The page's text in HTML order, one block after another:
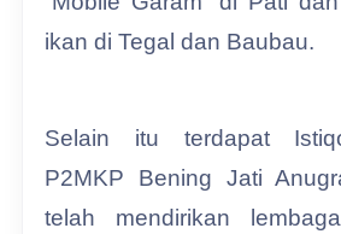
ikan di Tegal dan Baubau.
Selain itu terdapat
P2MKP Bening Jati
telah mendirikan